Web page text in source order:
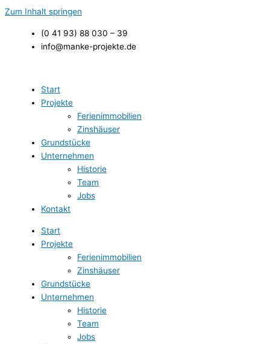
Zum Inhalt springen
(0 41 93) 88 030 – 39
info@manke-projekte.de
Start
Projekte
Ferienimmobilien
Zinshäuser
Grundstücke
Unternehmen
Historie
Team
Jobs
Kontakt
Start
Projekte
Ferienimmobilien
Zinshäuser
Grundstücke
Unternehmen
Historie
Team
Jobs